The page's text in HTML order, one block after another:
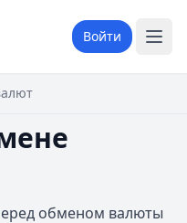
Войти
обменом валюты